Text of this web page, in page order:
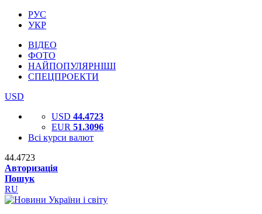
РУС
УКР
ВІДЕО
ФОТО
НАЙПОПУЛЯРНІШІ
СПЕЦПРОЕКТИ
USD
USD 44.4723
EUR 51.3096
Всі курси валют
44.4723
Авторизація
Пошук
RU